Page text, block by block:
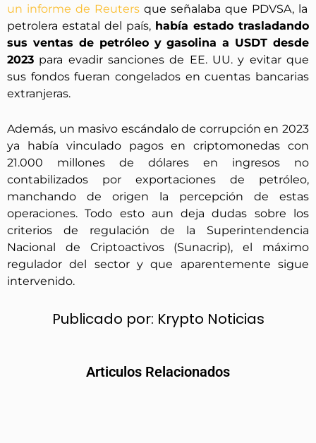
un informe de Reuters que señalaba que PDVSA, la
petrolera estatal del país, había estado trasladando
sus ventas de petróleo y gasolina a USDT desde
2023 para evadir sanciones de EE. UU. y evitar que
sus fondos fueran congelados en cuentas bancarias
extranjeras.
Además, un masivo escándalo de corrupción en 2023
ya había vinculado pagos en criptomonedas con
21.000 millones de dólares en ingresos no
contabilizados por exportaciones de petróleo,
manchando de origen la percepción de estas
operaciones. Todo esto aun deja dudas sobre los
criterios de regulación de la Superintendencia
Nacional de Criptoactivos (Sunacrip), el máximo
regulador del sector y que aparentemente sigue
intervenido.
Publicado por: Krypto Noticias
Articulos Relacionados